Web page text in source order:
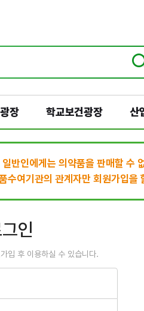
장 학교보건광장 산
일반인에게는 의약품을 판매할 수
수여기관의 관계자만 회원가입을
인
입 후 이용하실 수 있습니다.